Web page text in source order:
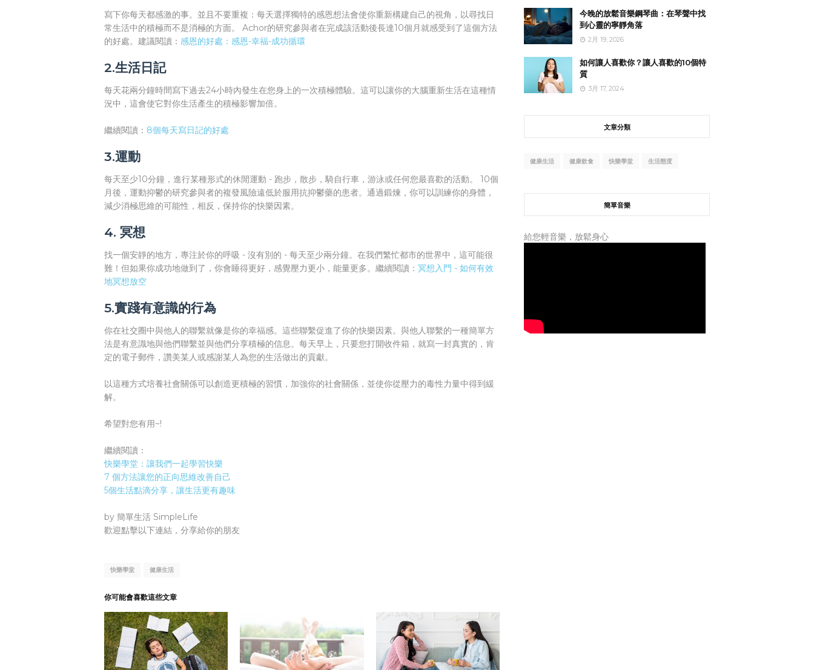
寫下你每天都感激的事。並且不要重複：每天選擇獨特的感恩想法會使你重新構建自己的視角，以尋找日
常生活中的積極而不是消極的方面。 Achor的研究參與者在完成該活動後長達10個月就感受到了這個方法
的好處。建議閱讀： 感恩的好處：感恩-幸福-成功循環
2.生活日記
每天花兩分鐘時間寫下過去24小時內發生在您身上的一次積極體驗。這可以讓你的大腦重新生活在這種情
況中，這會使它對你生活產生的積極影響加倍。
繼續閱讀： 8個每天寫日記的好處
3.運動
每天至少10分鐘，進行某種形式的休閒運動 - 跑步，散步，騎自行車，游泳或任何您最喜歡的活動。 10個
月後，運動抑鬱的研究參與者的複發風險遠低於服用抗抑鬱藥的患者。通過鍛煉，你可以訓練你的身體，
減少消極思維的可能性，相反，保持你的快樂因素。
4. 冥想
找一個安靜的地方，專注於你的呼吸 - 沒有別的 - 每天至少兩分鐘。在我們繁忙都市的世界中，這可能很
難！但如果你成功地做到了，你會睡得更好，感覺壓力更小，能量更多。繼續閱讀： 冥想入門 - 如何有效
地冥想放空
5.實踐有意識的行為
你在社交圈中與他人的聯繫就像是你的幸福感。這些聯繫促進了你的快樂因素。與他人聯繫的一種簡單方
法是有意識地與他們聯繫並與他們分享積極的信息。每天早上，只要您打開收件箱，就寫一封真實的，肯
定的電子郵件，讚美某人或感謝某人為您的生活做出的貢獻。
以這種方式培養社會關係可以創造更積極的習慣，加強你的社會關係，並使你從壓力的毒性力量中得到緩
解。
希望對您有用~!
繼續閱讀：
快樂學堂：讓我們一起學習快樂
7 個方法讓您的正向思維改善自己
5個生活點滴分享，讓生活更有趣味
by 簡單生活 SimpleLife
歡迎點擊以下連結，分享給你的朋友
快樂學堂 健康生活
你可能會喜歡這些文章
今晚的放鬆音樂鋼琴曲：在琴聲中找
到心靈的寧靜角落
2月 19, 2026
如何讓人喜歡你？讓人喜歡的10個特
質
3月 17, 2024
文章分類
健康生活 健康飲食 快樂學堂 生活態度
簡單音樂
給您輕音樂，放鬆身心